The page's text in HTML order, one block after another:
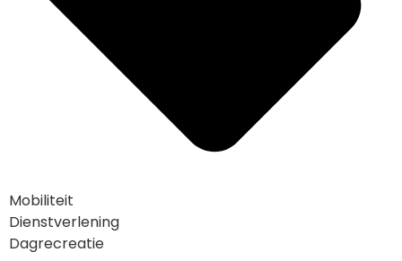
Mobiliteit
Dienstverlening
Dagrecreatie